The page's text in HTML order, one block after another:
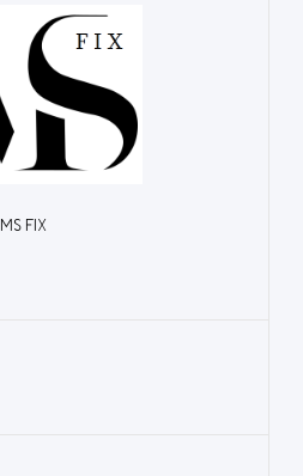
MS FIX